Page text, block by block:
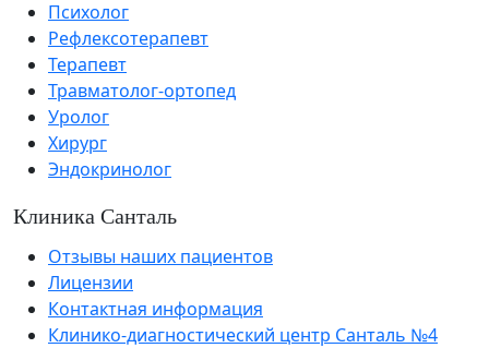
Психолог
Рефлексотерапевт
Терапевт
Травматолог-ортопед
Уролог
Хирург
Эндокринолог
Клиника Санталь
Отзывы наших пациентов
Лицензии
Контактная информация
Клинико-диагностический центр Санталь №4